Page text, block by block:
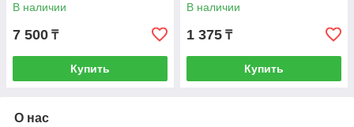
В наличии
7 500 ₸
Купить
GP /1/
В наличии
1 375 ₸
Купить
О нас